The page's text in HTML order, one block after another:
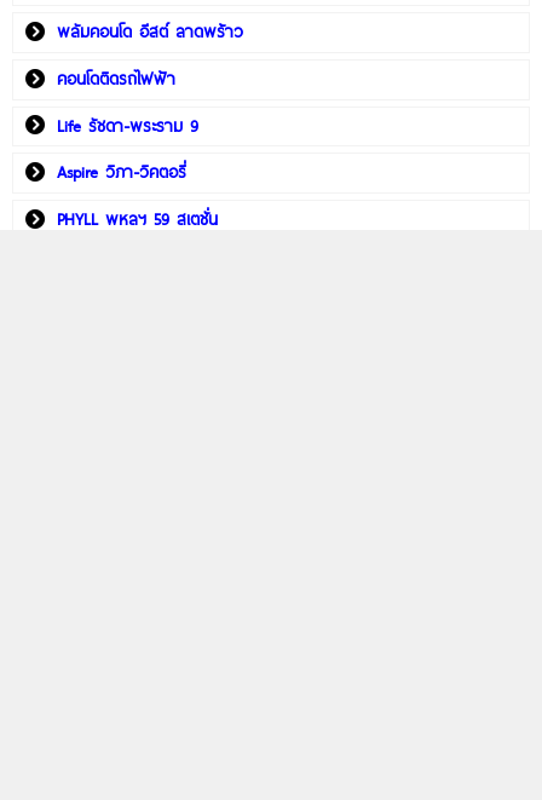
พลัมคอนโด อีสต์ ลาดพร้าว
คอนโดติดรถไฟฟ้า
Life รัชดา-พระราม 9
Aspire วิภา-วิคตอรี่
PHYLL พหลฯ 59 สเตชั่น